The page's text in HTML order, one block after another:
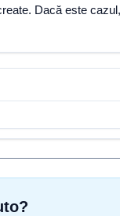
Dacă este